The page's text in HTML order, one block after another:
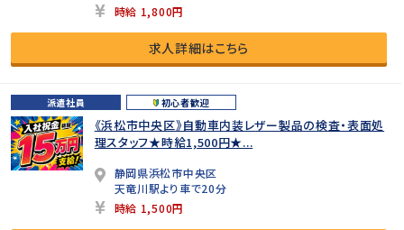
時給 1,800円
求人詳細はこちら
派遣社員 初心者歓迎
《浜松市中央区》自動車内装レザー製品の検査・表面処
理スタッフ★時給1,500円★...
静岡県浜松市中央区
天竜川駅より車で20分
時給 1,500円